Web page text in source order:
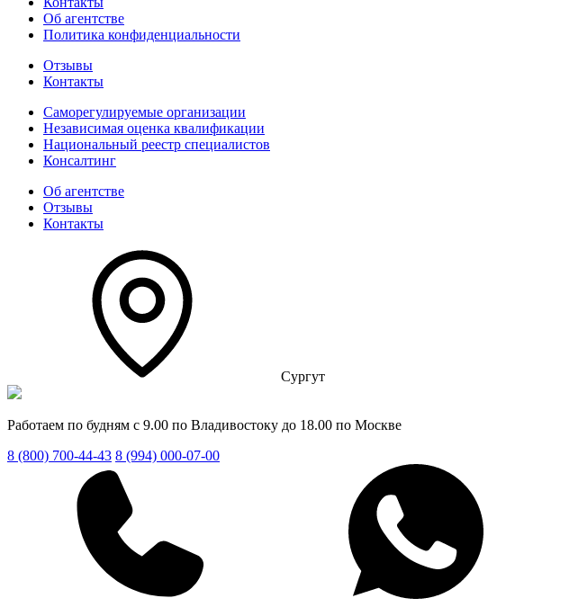
Об агентстве
Политика конфиденциальности
Отзывы
Контакты
Саморегулируемые организации
Независимая оценка квалификации
Национальный реестр специалистов
Консалтинг
Об агентстве
Отзывы
Контакты
Сургут
Работаем по будням с 9.00 по Владивостоку до 18.00 по Москве
8 (800) 700-44-43 8 (994) 000-07-00